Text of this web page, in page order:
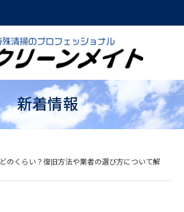
新着情報
のくらい？復旧方法や業者の選び方について解